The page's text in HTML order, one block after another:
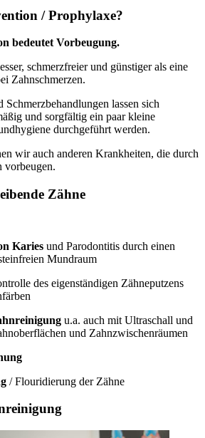
/ Prophylaxe?
bedeutet Vorbeugung.
schmerzfreier und günstiger als eine
Zahnschmerzen.
lassen sich
und sorgfältig ein paar kleine
durchgeführt werden.
wir auch anderen Krankheiten, die durch
vorbeugen.
Zähne
Karies und Parodontitis durch einen
Mundraum
des eigenständigen Zähneputzens
u.a. auch mit Ultraschall und
und Zahnzwischenräumen
/ Flouridierung der Zähne